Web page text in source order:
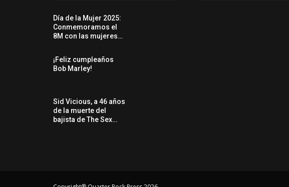
Día de la Mujer 2025:
Conmemoramos el
8M con las mujeres…
¡Feliz cumpleaños
Bob Marley!
Sid Vicious, a 46 años
de la muerte del
bajista de The Sex…